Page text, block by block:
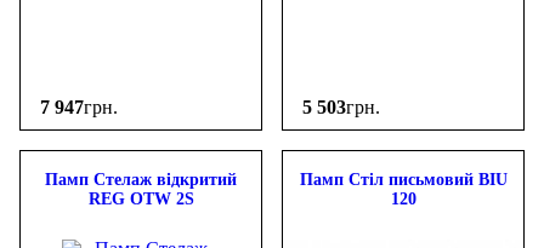
7 947грн. 5 503грн.
Памп Стелаж відкритий
REG OTW 2S
Памп Стіл письмовий BIU
120